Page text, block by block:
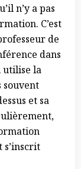
n’y a pas
C’est
de
dans
utilise la
souvent
et sa